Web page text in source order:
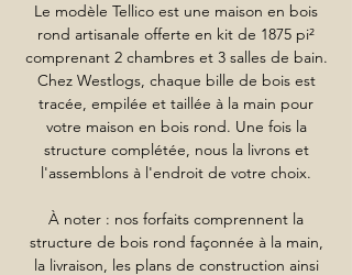
Le modèle Tellico est une maison en bois
rond artisanale offerte en kit de 1875 pi²
comprenant 2 chambres et 3 salles de bain.
Chez Westlogs, chaque bille de bois est
tracée, empilée et taillée à la main pour
votre maison en bois rond. Une fois la
structure complétée, nous la livrons et
l'assemblons à l'endroit de votre choix.
À noter : nos forfaits comprennent la
structure de bois rond façonnée à la main,
la livraison, les plans de construction ainsi